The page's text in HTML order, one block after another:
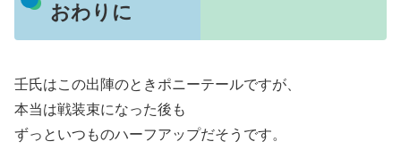
おわりに
壬氏はこの出陣のときポニーテールですが、
本当は戦装束になった後も
ずっといつものハーフアップだそうです。